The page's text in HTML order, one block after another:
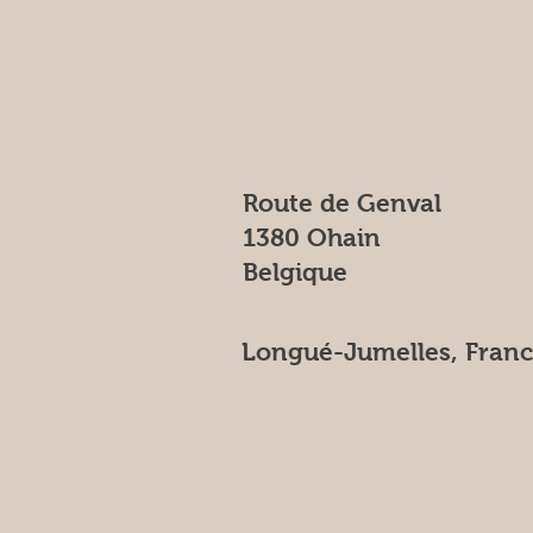
Route de Genval
1380 Ohain
Belgique
Longué-Jumelles,